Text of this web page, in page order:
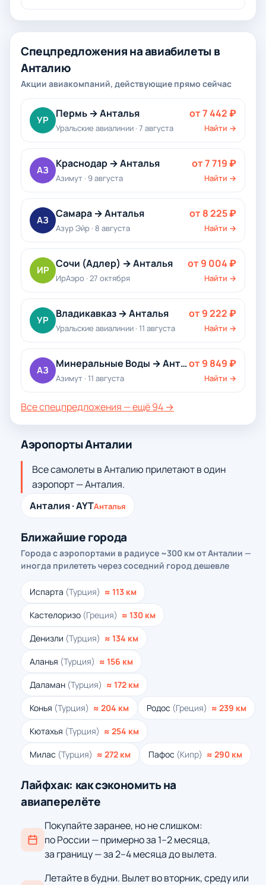
Спецпредложения на авиабилеты в
Анталию
Акции авиакомпаний, действующие прямо сейчас
УР
Пермь → Анталья
Уральские авиалинии · 7 августа
от 7 442 ₽
Найти →
АЗ
Краснодар → Анталья
Азимут · 9 августа
от 7 719 ₽
Найти →
АЗ
Самара → Анталья
Азур Эйр · 8 августа
от 8 225 ₽
Найти →
ИР
Сочи (Адлер) → Анталья
ИрАэро · 27 октября
от 9 004 ₽
Найти →
УР
Владикавказ → Анталья
Уральские авиалинии · 11 августа
от 9 222 ₽
Найти →
АЗ
Минеральные Воды → Анталья
Азимут · 11 августа
от 9 849 ₽
Найти →
Все спецпредложения — ещё 94 →
Аэропорты Анталии
Все самолеты в Анталию прилетают в один
аэропорт — Анталия.
Анталия · AYTАнталья
Ближайшие города
Города с аэропортами в радиусе ~300 км от Анталии —
иногда прилететь через соседний город дешевле
Испарта (Турция) ≈ 113 км
Кастелоризо (Греция) ≈ 130 км
Денизли (Турция) ≈ 134 км
Аланья (Турция) ≈ 156 км
Даламан (Турция) ≈ 172 км
Конья (Турция) ≈ 204 км Родос (Греция) ≈ 239 км
Кютахья (Турция) ≈ 254 км
Милас (Турция) ≈ 272 км Пафос (Кипр) ≈ 290 км
Лайфхак: как сэкономить на
авиаперелёте
Покупайте заранее, но не слишком:
по России — примерно за 1–2 месяца,
за границу — за 2–4 месяца до вылета.
Летайте в будни. Вылет во вторник, среду или